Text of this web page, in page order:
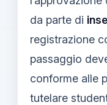
da parte di
registrazione
passaggio
conforme alle
tutelare